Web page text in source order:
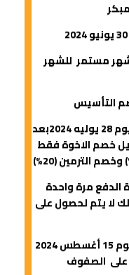
مستمر للشهر
التأسيس
بدء اسبوع الحصص التجريبية من يوم 28 يوليه 2024بعد
خصم الاخوة فقط
مرة واحدة
لا يتم لحصول على
الصفوف